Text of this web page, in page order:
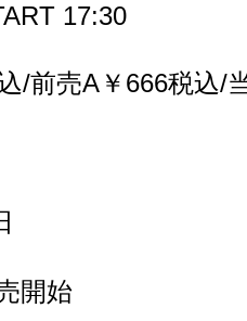
17:30
/前売A￥666税込/
開始